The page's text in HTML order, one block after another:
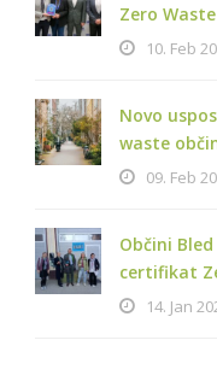
Zero
10. Feb
Novo
waste
09. Feb
Občini
certifikat
14. Jan